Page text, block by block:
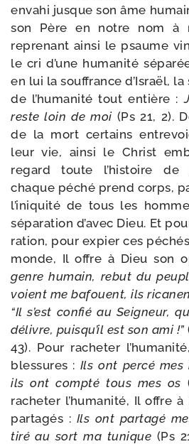
enva­hi jusque son âme
son Père en notre nom à
repre­nant ain­si le psaume
le cri d’une huma­ni­té
en lui la souf­france d’Israël,
de l’humanité tout entière :
reste loin de moi (Ps 21, 2).
de la mort cer­tains
leur vie, ain­si le Christ
regard toute l’histoire de
chaque péché prend corps,
l’iniquité de tous les
sépa­ra­tion d’avec Dieu. Et
ra­tion, pour expier ces
monde, Il offre à Dieu son
genre humain, rebut du
voient me bafouent, ils
“Il s’est confié au Seigneur,
délivre, puisqu’il est son ami !”
43). Pour rache­ter
bles­sures : Ils ont per­cé mes
ils ont comp­té tous mes os
rache­ter l’humanité, Il offre
par­ta­gés : Ils ont par­ta­gé
tiré au sort ma tunique (Ps